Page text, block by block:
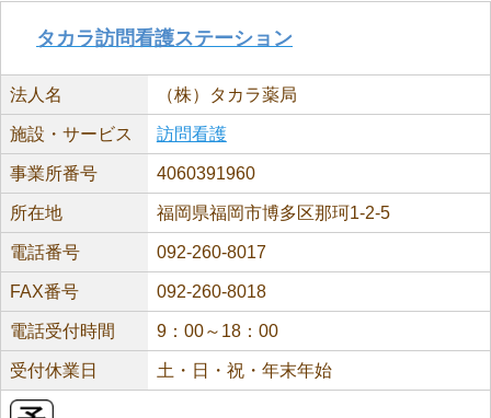
タカラ訪問看護ステーション
法人名 （株）タカラ薬局
施設・サービス 訪問看護
事業所番号 4060391960
所在地 福岡県福岡市博多区那珂1-2-5
電話番号 092-260-8017
FAX番号 092-260-8018
電話受付時間 9：00～18：00
受付休業日 土・日・祝・年末年始